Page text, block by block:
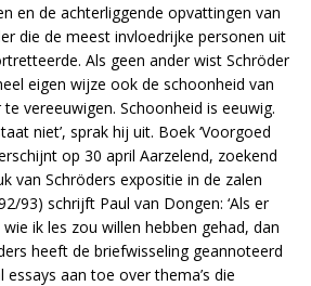
en de achterliggende opvattingen van
die de meest invloedrijke personen uit
Als geen ander wist Schröder
eigen wijze ook de schoonheid van
vereeuwigen. Schoonheid is eeuwig.
niet’, sprak hij uit. Boek ‘Voorgoed
op 30 april Aarzelend, zoekend
van Schröders expositie in de zalen
93) schrijft Paul van Dongen: ‘Als er
ik les zou willen hebben gehad, dan
heeft de briefwisseling geannoteerd
aan toe over thema’s die